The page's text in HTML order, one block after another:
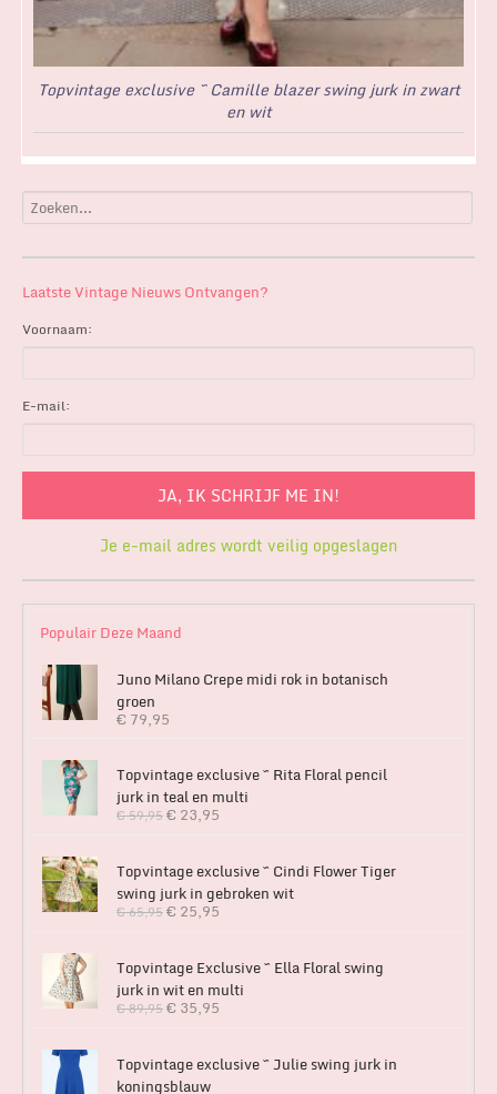
Topvintage exclusive ~ Camille blazer swing jurk in zwart
en wit
Laatste Vintage Nieuws Ontvangen?
Voornaam:
E-mail:
Je e-mail adres wordt veilig opgeslagen
Populair Deze Maand
Juno Milano Crepe midi rok in botanisch
groen
€ 79,95
Topvintage exclusive ~ Rita Floral pencil
jurk in teal en multi
€59,95€ 23,95
Topvintage exclusive ~ Cindi Flower Tiger
swing jurk in gebroken wit
€65,95€ 25,95
Topvintage Exclusive ~ Ella Floral swing
jurk in wit en multi
€89,95€ 35,95
Topvintage exclusive ~ Julie swing jurk in
koningsblauw